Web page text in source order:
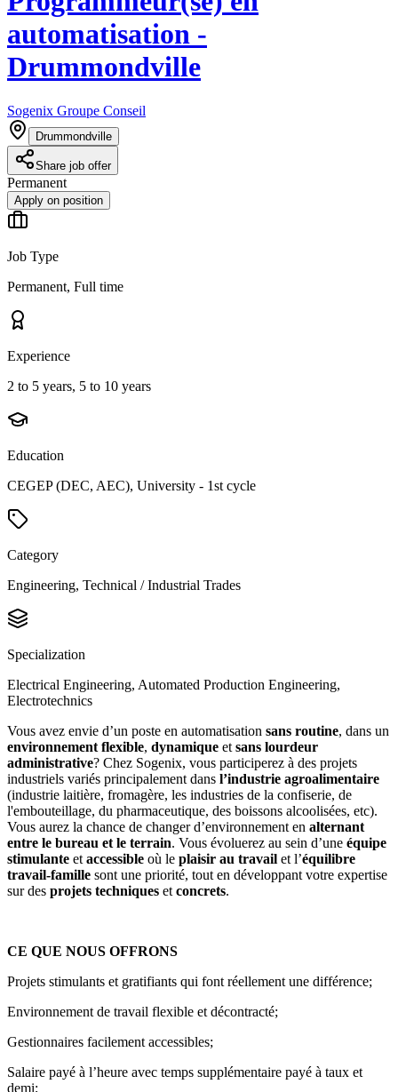
automatisation -
Drummondville
Sogenix Groupe Conseil
Drummondville
Share job offer
Permanent
Apply on position
Job Type
Permanent, Full time
Experience
2 to 5 years, 5 to 10 years
Education
CEGEP (DEC, AEC), University - 1st cycle
Category
Engineering, Technical / Industrial Trades
Specialization
Electrical Engineering, Automated Production Engineering,
Electrotechnics
Vous avez envie d’un poste en automatisation sans routine, dans un
environnement flexible, dynamique et sans lourdeur
administrative? Chez Sogenix, vous participerez à des projets
industriels variés principalement dans l’industrie agroalimentaire
(industrie laitière, fromagère, les industries de la confiserie, de
l'embouteillage, du pharmaceutique, des boissons alcoolisées, etc).
Vous aurez la chance de changer d’environnement en alternant
entre le bureau et le terrain. Vous évoluerez au sein d’une équipe
stimulante et accessible où le plaisir au travail et l’équilibre
travail-famille sont une priorité, tout en développant votre expertise
sur des projets techniques et concrets.
CE QUE NOUS OFFRONS
Projets stimulants et gratifiants qui font réellement une différence;
Environnement de travail flexible et décontracté;
Gestionnaires facilement accessibles;
Salaire payé à l’heure avec temps supplémentaire payé à taux et
demi;